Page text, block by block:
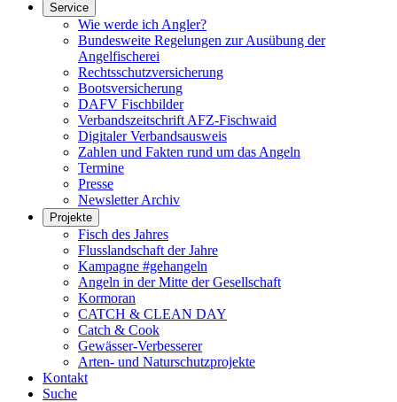
Service
Wie werde ich Angler?
Bundesweite Regelungen zur Ausübung der
Angelfischerei
Rechtsschutzversicherung
Bootsversicherung
DAFV Fischbilder
Verbandszeitschrift AFZ-Fischwaid
Digitaler Verbandsausweis
Zahlen und Fakten rund um das Angeln
Termine
Presse
Newsletter Archiv
Projekte
Fisch des Jahres
Flusslandschaft der Jahre
Kampagne #gehangeln
Angeln in der Mitte der Gesellschaft
Kormoran
CATCH & CLEAN DAY
Catch & Cook
Gewässer-Verbesserer
Arten- und Naturschutzprojekte
Kontakt
Suche